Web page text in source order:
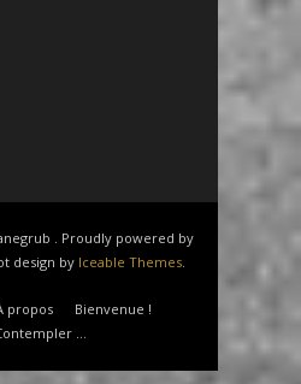
. Proudly powered by
design by Iceable Themes.
propos
Bienvenue !
…